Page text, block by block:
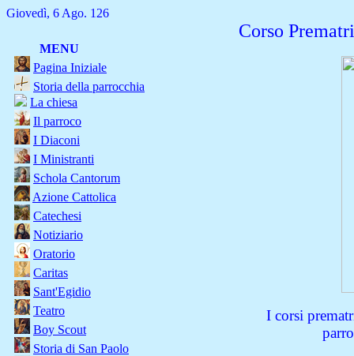
Giovedì, 6 Ago. 126
Corso
MENU
Pagina Iniziale
Storia della parrocchia
La chiesa
Il parroco
I Diaconi
I Ministranti
Schola Cantorum
Azione Cattolica
Catechesi
Notiziario
Oratorio
Caritas
Sant'Egidio
Teatro
Boy Scout
Storia di San Paolo
I corsi